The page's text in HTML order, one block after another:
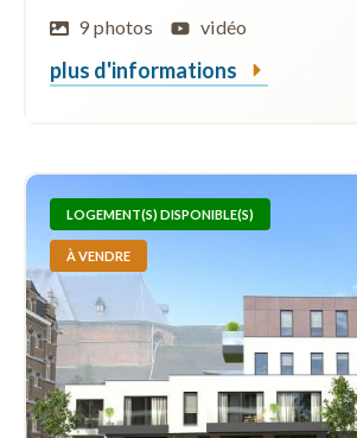
9 photos vidéo
plus d'informations
LOGEMENT(S) DISPONIBLE(S)
À VENDRE